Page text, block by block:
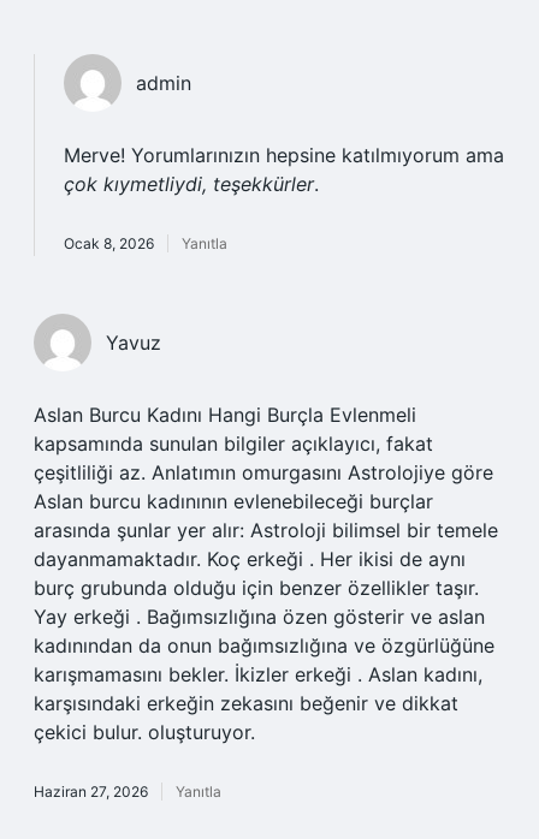
admin
Merve! Yorumlarınızın hepsine katılmıyorum ama
çok kıymetliydi, teşekkürler.
Ocak 8, 2026 Yanıtla
Yavuz
Aslan Burcu Kadını Hangi Burçla Evlenmeli
kapsamında sunulan bilgiler açıklayıcı, fakat
çeşitliliği az. Anlatımın omurgasını Astrolojiye göre
Aslan burcu kadınının evlenebileceği burçlar
arasında şunlar yer alır: Astroloji bilimsel bir temele
dayanmamaktadır. Koç erkeği . Her ikisi de aynı
burç grubunda olduğu için benzer özellikler taşır.
Yay erkeği . Bağımsızlığına özen gösterir ve aslan
kadınından da onun bağımsızlığına ve özgürlüğüne
karışmamasını bekler. İkizler erkeği . Aslan kadını,
karşısındaki erkeğin zekasını beğenir ve dikkat
çekici bulur. oluşturuyor.
Haziran 27, 2026 Yanıtla